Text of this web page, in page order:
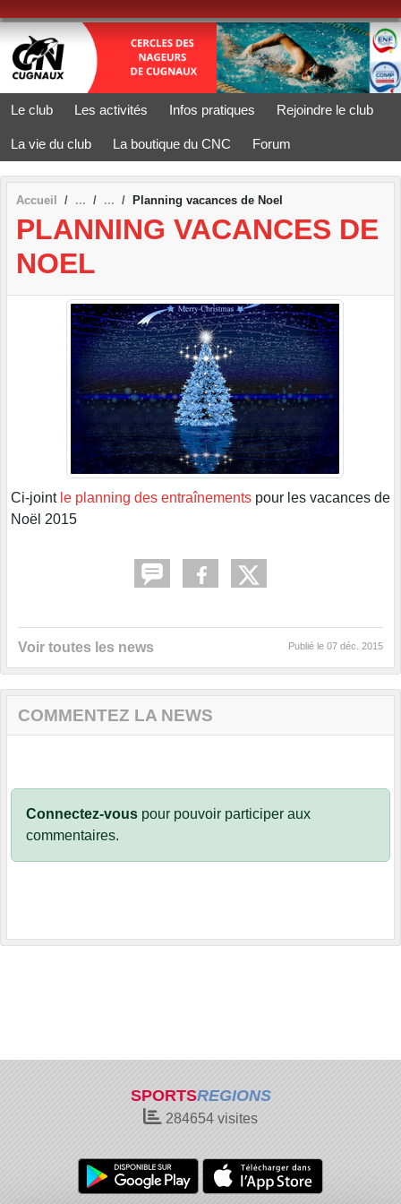
Le club Les activités Infos pratiques Rejoindre le club
La vie du club La boutique du CNC Forum
Accueil Planning vacances de Noel
PLANNING VACANCES DE
NOEL
Ci-jointle planning des entraînements pour les vacances de
Noël 2015
Voir toutes les news Publié le 07 déc. 2015
COMMENTEZ LA NEWS
Connectez-vous pour pouvoir participer aux
commentaires.
SPORTSREGIONS
284654 visites